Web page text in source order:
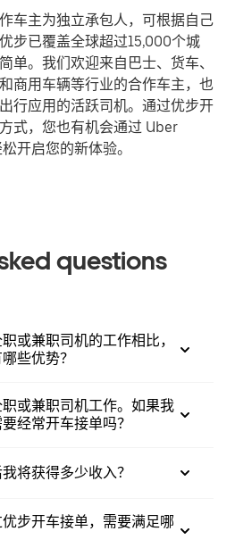
车主为独立承包人，可根据自己
步已覆盖全球超过15,000个城
单。我们欢迎来自巴士、货车、
商用车辆等行业的合作车主，也
行应用的活跃司机。通过优步开
式，您也有机会通过 Uber
开启您的新体验。
questions
或兼职司机的工作相比，
些优势？
或兼职司机工作。如果我
经常开车接单吗？
将获得多少收入？
步开车接单，需要满足哪